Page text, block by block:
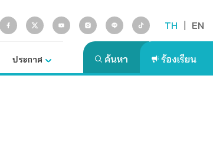
TH | EN
ประกาศ